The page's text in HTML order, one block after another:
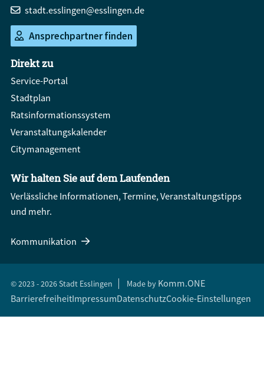
stadt.esslingen@esslingen.de
Ansprechpartner finden
Direkt zu
Service-Portal
Stadtplan
Ratsinformationssystem
Veranstaltungskalender
Citymanagement
Wir halten Sie auf dem Laufenden
Verlässliche Informationen, Termine, Veranstaltungstipps
und mehr.
Kommunikation
© 2023 - 2026 Stadt Esslingen Made by Komm.ONE
BarrierefreiheitImpressumDatenschutzCookie-Einstellungen